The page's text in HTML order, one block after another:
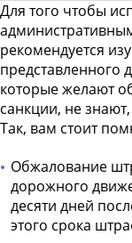
Для того чтобы
рекомендуется
представленного
которые желают
санкции, не
Так, вам стоит
Обжалование
дорожного
десяти дней
этого срока